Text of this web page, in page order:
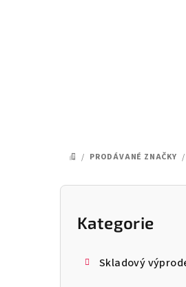
DOMŮ
/ PRODÁVANÉ ZNAČKY /
P
Přeskočit
kategorie
Kategorie
Skladový